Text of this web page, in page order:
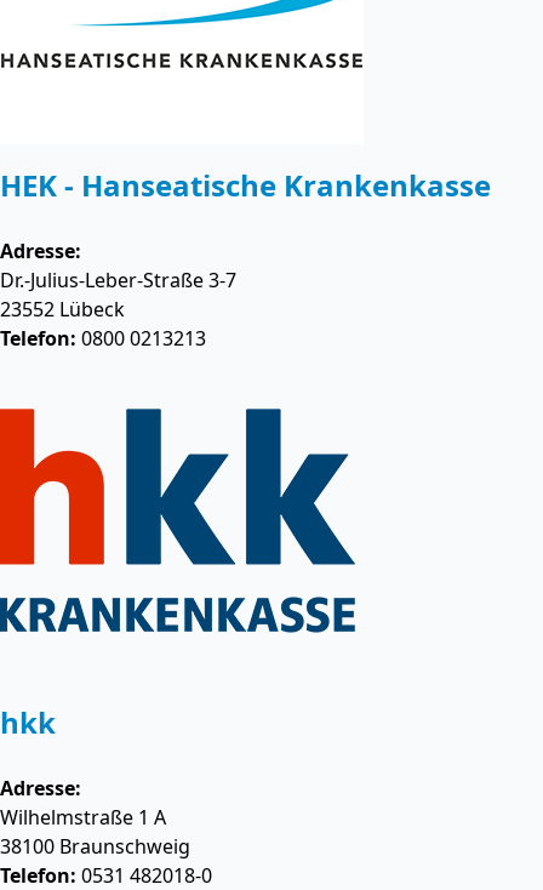
HEK - Hanseatische Krankenkasse
Adresse:
Dr.-Julius-Leber-Straße 3-7
23552 Lübeck
Telefon: 0800 0213213
hkk
Adresse:
Wilhelmstraße 1 A
38100 Braunschweig
Telefon: 0531 482018-0